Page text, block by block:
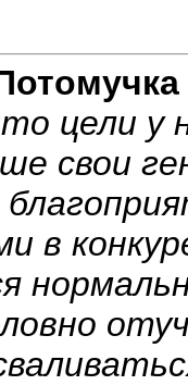
цели у
свои
в